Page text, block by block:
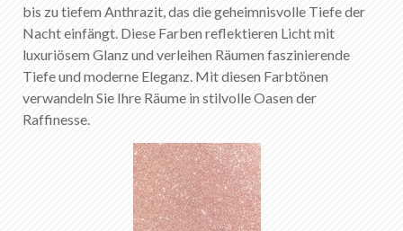
bis zu tiefem Anthrazit, das die geheimnisvolle Tiefe der
Nacht einfängt. Diese Farben reflektieren Licht mit
luxuriösem Glanz und verleihen Räumen faszinierende
Tiefe und moderne Eleganz. Mit diesen Farbtönen
verwandeln Sie Ihre Räume in stilvolle Oasen der
Raffinesse.